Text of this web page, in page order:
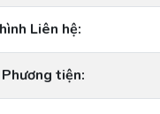
Liên hệ:
tiện: